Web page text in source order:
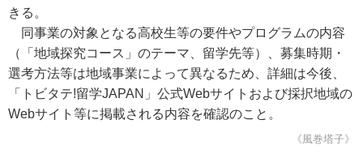
きる。
同事業の対象となる高校生等の要件やプログラムの内容
（「地域探究コース」のテーマ、留学先等）、募集時期・
選考方法等は地域事業によって異なるため、詳細は今後、
「トビタテ!留学JAPAN」公式Webサイトおよび採択地域の
Webサイト等に掲載される内容を確認のこと。
《風巻塔子》